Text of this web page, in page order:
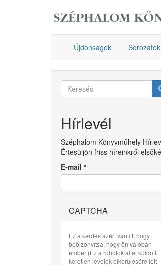
Újdonságok Sorozatok
Keresés
Hírlevél
Széphalom Könyvműhely
Értesüljön friss híreinkről
E-mail *
CAPTCHA
Ez a kérdés azért van itt, hogy
bebizonyítsa, hogy ön valóban
ember (Ez a robotok által küldött
kéretlen levelek elkerülésére lett